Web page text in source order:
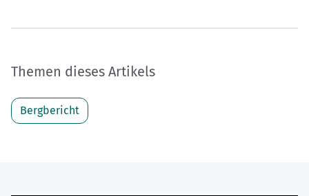
Themen dieses Artikels
Bergbericht